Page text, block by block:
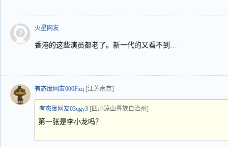
火星网友
香港的这些演员都老了。新一代的又看不到…
有态度网友000Fxq [江苏南京]
有态度网友03qgy3 [四川凉山彝族自治州]
第一张是李小龙吗？